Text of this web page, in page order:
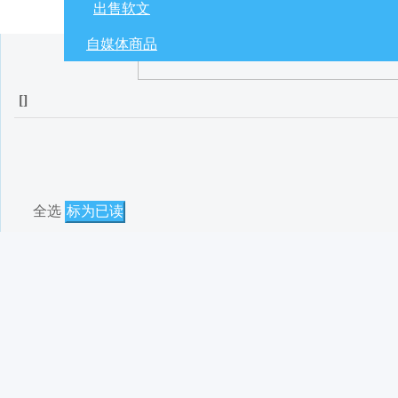
出售软文
自媒体商品
[]
全选 标为已读